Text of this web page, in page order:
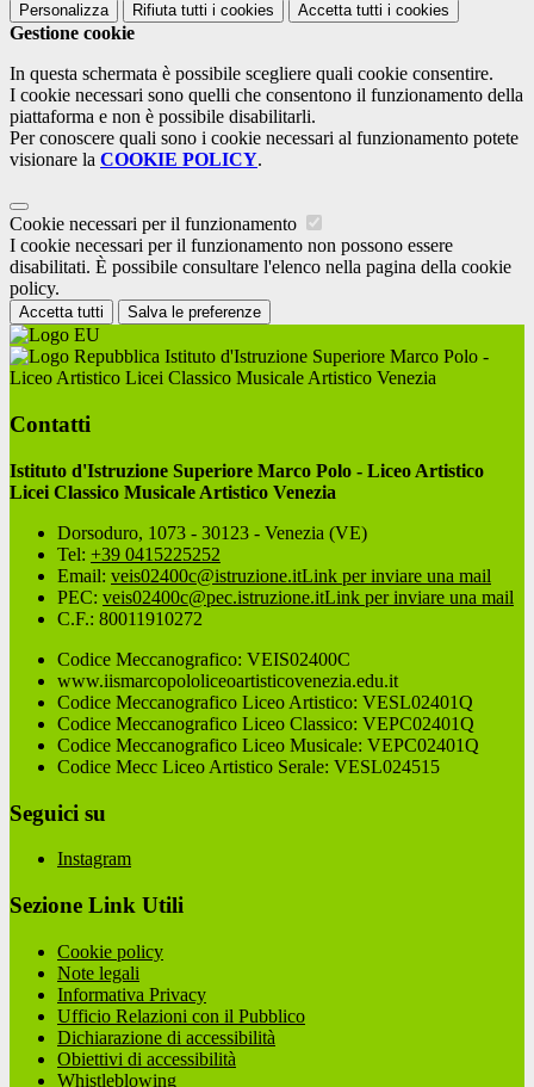
Personalizza Rifiuta tutti i cookies Accetta tutti i cookies
Gestione cookie
In questa schermata è possibile scegliere quali cookie consentire.
I cookie necessari sono quelli che consentono il funzionamento della
piattaforma e non è possibile disabilitarli.
Per conoscere quali sono i cookie necessari al funzionamento potete
visionare la COOKIE POLICY.
Cookie necessari per il funzionamento
I cookie necessari per il funzionamento non possono essere
disabilitati. È possibile consultare l'elenco nella pagina della cookie
policy.
Accetta tutti Salva le preferenze
Istituto d'Istruzione Superiore Marco Polo -
Liceo Artistico Licei Classico Musicale Artistico Venezia
Contatti
Istituto d'Istruzione Superiore Marco Polo - Liceo Artistico
Licei Classico Musicale Artistico Venezia
Dorsoduro, 1073 - 30123 - Venezia (VE)
Tel: +39 0415225252
Email: veis02400c@istruzione.itLink per inviare una mail
PEC: veis02400c@pec.istruzione.itLink per inviare una mail
C.F.: 80011910272
Codice Meccanografico: VEIS02400C
www.iismarcopololiceoartisticovenezia.edu.it
Codice Meccanografico Liceo Artistico: VESL02401Q
Codice Meccanografico Liceo Classico: VEPC02401Q
Codice Meccanografico Liceo Musicale: VEPC02401Q
Codice Mecc Liceo Artistico Serale: VESL024515
Seguici su
Instagram
Sezione Link Utili
Cookie policy
Note legali
Informativa Privacy
Ufficio Relazioni con il Pubblico
Dichiarazione di accessibilità
Obiettivi di accessibilità
Whistleblowing